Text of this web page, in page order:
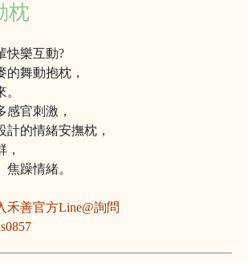
枕
快樂互動?
的舞動抱枕，
感官刺激，
的情緒安撫枕，
躁情緒。
禾善官方Line@詢問